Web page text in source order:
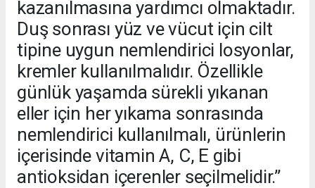
kazanılmasına yardımcı olmaktadır.
Duş sonrası yüz ve vücut için cilt
tipine uygun nemlendirici losyonlar,
kremler kullanılmalıdır. Özellikle
günlük yaşamda sürekli yıkanan
eller için her yıkama sonrasında
nemlendirici kullanılmalı, ürünlerin
içerisinde vitamin A, C, E gibi
antioksidan içerenler seçilmelidir.”